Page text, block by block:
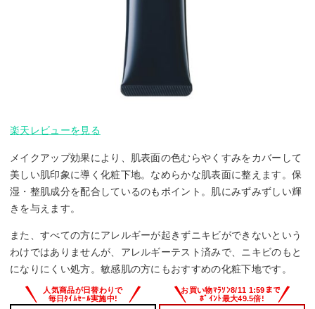
楽天レビューを見る
メイクアップ効果により、肌表面の色むらやくすみをカバーして
美しい肌印象に導く化粧下地。なめらかな肌表面に整えます。保
湿・整肌成分を配合しているのもポイント。肌にみずみずしい輝
きを与えます。
また、すべての方にアレルギーが起きずニキビができないという
わけではありませんが、アレルギーテスト済みで、ニキビのもと
になりにくい処方。敏感肌の方にもおすすめの化粧下地です。